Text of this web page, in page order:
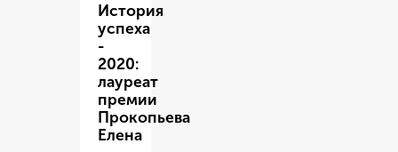
История
успеха
-
2020:
лауреат
премии
Прокопьева
Елена